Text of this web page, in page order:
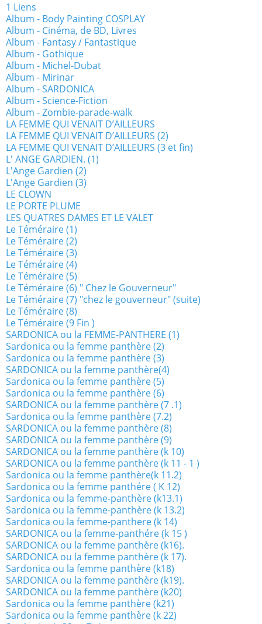
1 Liens
Album - Body Painting COSPLAY
Album - Cinéma, de BD, Livres
Album - Fantasy / Fantastique
Album - Gothique
Album - Michel-Dubat
Album - Mirinar
Album - SARDONICA
Album - Science-Fiction
Album - Zombie-parade-walk
LA FEMME QUI VENAIT D’AILLEURS
LA FEMME QUI VENAIT D’AILLEURS (2)
LA FEMME QUI VENAIT D’AILLEURS (3 et fin)
L' ANGE GARDIEN. (1)
L'Ange Gardien (2)
L'Ange Gardien (3)
LE CLOWN
LE PORTE PLUME
LES QUATRES DAMES ET LE VALET
Le Téméraire (1)
Le Téméraire (2)
Le Téméraire (3)
Le Téméraire (4)
Le Téméraire (5)
Le Téméraire (6) " Chez le Gouverneur"
Le Téméraire (7) "chez le gouverneur" (suite)
Le Téméraire (8)
Le Téméraire (9 Fin )
SARDONICA ou la FEMME-PANTHERE (1)
Sardonica ou la femme panthère (2)
Sardonica ou la femme panthère (3)
SARDONICA ou la femme panthère(4)
Sardonica ou la femme panthère (5)
Sardonica ou la femme panthère (6)
SARDONICA ou la femme panthère (7 .1)
Sardonica ou la femme panthère (7.2)
SARDONICA ou la femme panthère (8)
SARDONICA ou la femme panthère (9)
SARDONICA ou la femme panthère (k 10)
SARDONICA ou la femme panthère (k 11 - 1 )
Sardonica ou la femme panthère(k 11.2)
Sardonica ou la femme panthére ( K 12)
Sardonica ou la femme-panthère (k13.1)
Sardonica ou la femme-panthère (k 13.2)
Sardonica ou la femme-panthere (k 14)
SARDONICA ou la femme-panthére (k 15 )
SARDONICA ou la femme panthère (k16).
SARDONICA ou la femme panthère (k 17).
Sardonica ou la femme panthère (k18)
SARDONICA ou la femme panthère (k19).
SARDONICA ou la femme panthère (k20)
Sardonica ou la femme panthère (k21)
Sardonica ou la femme panthère (k 22)